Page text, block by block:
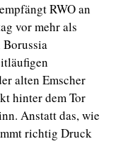
RWO an
vor mehr als
Borussia
alten Emscher
hinter dem Tor
Anstatt das, wie
richtig Druck